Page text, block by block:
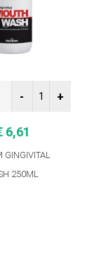
6,61
GINGIVITAL
250ML